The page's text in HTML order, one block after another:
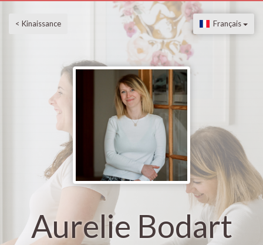
< Kinaissance Français
Aurelie Bodart